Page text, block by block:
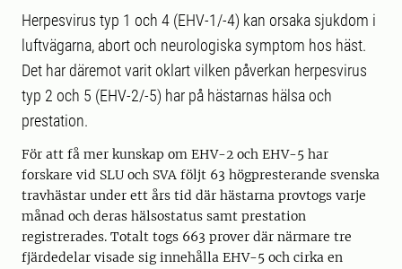
Herpesvirus typ 1 och 4 (EHV-1/-4) kan orsaka sjukdom i
luftvägarna, abort och neurologiska symptom hos häst.
Det har däremot varit oklart vilken påverkan herpesvirus
typ 2 och 5 (EHV-2/-5) har på hästarnas hälsa och
prestation.
För att få mer kunskap om EHV-2 och EHV-5 har
forskare vid SLU och SVA följt 63 högpresterande svenska
travhästar under ett års tid där hästarna provtogs varje
månad och deras hälsostatus samt prestation
registrerades. Totalt togs 663 prover där närmare tre
fjärdedelar visade sig innehålla EHV-5 och cirka en